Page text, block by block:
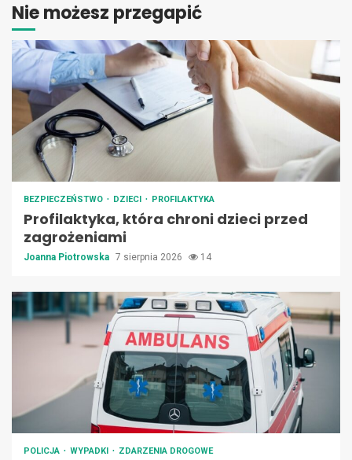
Nie możesz przegapić
BEZPIECZEŃSTWO DZIECI PROFILAKTYKA
Profilaktyka, która chroni dzieci przed
zagrożeniami
Joanna Piotrowska 7 sierpnia 2026 14
POLICJA WYPADKI ZDARZENIA DROGOWE